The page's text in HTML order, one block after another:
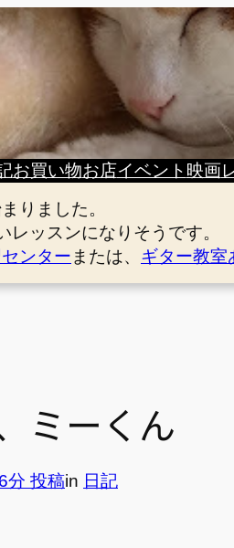
お買い物お店イベント 映画
りました。
ッスンになりそうです。
ンター または、 ギター教室
ミーくん
分 投稿in 日記